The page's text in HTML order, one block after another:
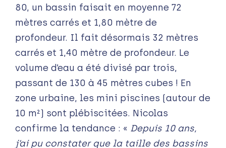
80, un bassin faisait en moyenne 72
mètres carrés et 1,80 mètre de
profondeur. Il fait désormais 32 mètres
carrés et 1,40 mètre de profondeur. Le
volume d’eau a été divisé par trois,
passant de 130 à 45 mètres cubes ! En
zone urbaine, les mini piscines (autour de
10 m²) sont plébiscitées. Nicolas
confirme la tendance : « Depuis 10 ans,
j’ai pu constater que la taille des bassins